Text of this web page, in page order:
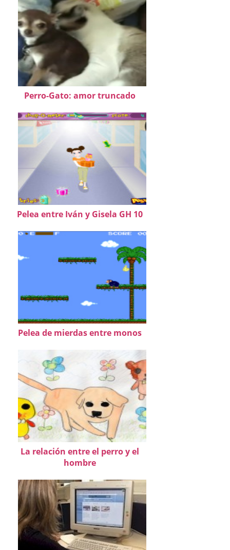
Perro-Gato: amor truncado
Pelea entre Iván y Gisela GH 10
Pelea de mierdas entre monos
La relación entre el perro y el
hombre